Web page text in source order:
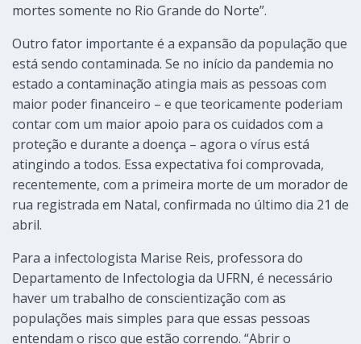
mortes somente no Rio Grande do Norte”.
Outro fator importante é a expansão da população que
está sendo contaminada. Se no início da pandemia no
estado a contaminação atingia mais as pessoas com
maior poder financeiro – e que teoricamente poderiam
contar com um maior apoio para os cuidados com a
proteção e durante a doença – agora o vírus está
atingindo a todos. Essa expectativa foi comprovada,
recentemente, com a primeira morte de um morador de
rua registrada em Natal, confirmada no último dia 21 de
abril.
Para a infectologista Marise Reis, professora do
Departamento de Infectologia da UFRN, é necessário
haver um trabalho de conscientização com as
populações mais simples para que essas pessoas
entendam o risco que estão correndo. “Abrir o